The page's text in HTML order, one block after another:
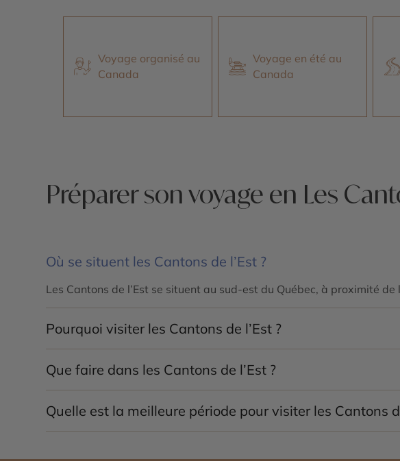
Voyage organisé au
Canada
Voyage en été au
Canada
Préparer son voyage en Les
Où se situent les Cantons de l’Est ?
Les Cantons de l’Est se situent au sud-est du Québec, à proximité
Pourquoi visiter les Cantons de l’Est ?
vignobles.
Que faire dans les Cantons de l’Est ?
charme.
Quelle est la meilleure période pour visiter les Cantons